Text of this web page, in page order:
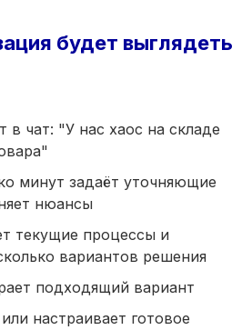
будет выглядеть
в чат: "У нас хаос на складе
минут задаёт уточняющие
нюансы
текущие процессы и
вариантов решения
подходящий вариант
настраивает готовое